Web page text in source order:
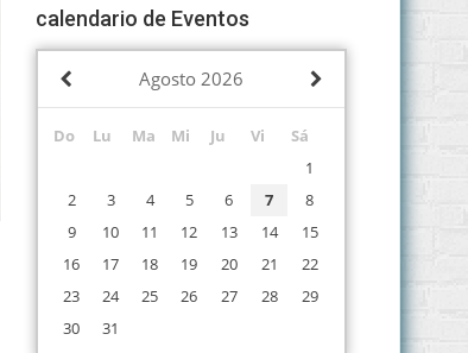
calendario de Eventos
Agosto 2026
Do Lu Ma Mi Ju Vi
Sá
1
2
3 4 5 6 7
8
9
10 11 12 13 14
15
16
17 18 19 20 21
22
23
24 25 26 27 28
29
30
31